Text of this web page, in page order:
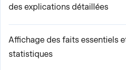
des explications détaillées
Affichage des faits essentiels
statistiques